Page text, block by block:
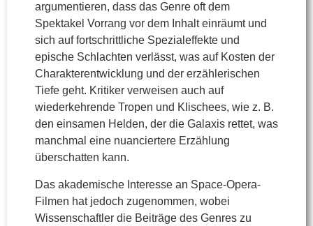
argumentieren, dass das Genre oft dem
Spektakel Vorrang vor dem Inhalt einräumt und
sich auf fortschrittliche Spezialeffekte und
epische Schlachten verlässt, was auf Kosten der
Charakterentwicklung und der erzählerischen
Tiefe geht. Kritiker verweisen auch auf
wiederkehrende Tropen und Klischees, wie z. B.
den einsamen Helden, der die Galaxis rettet, was
manchmal eine nuanciertere Erzählung
überschatten kann.
Das akademische Interesse an Space-Opera-
Filmen hat jedoch zugenommen, wobei
Wissenschaftler die Beiträge des Genres zu